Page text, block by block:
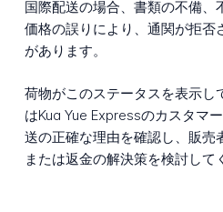
国際配送の場合、書類の不備、
価格の誤りにより、通関が拒否
があります。
荷物がこのステータスを表示し
はKua Yue Expressのカスタマ
送の正確な理由を確認し、販売
または返金の解決策を検討して